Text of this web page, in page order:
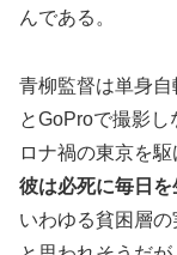
んである。
青柳監督は単身
とGoProで撮影
ロナ禍の東京を駆
彼は必死に毎日を
いわゆる貧困層